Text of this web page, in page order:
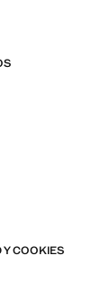
Y COOKIES